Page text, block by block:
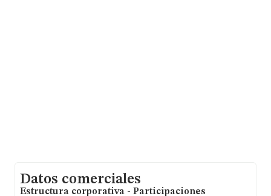
Datos comerciales
Estructura corporativa - Participaciones